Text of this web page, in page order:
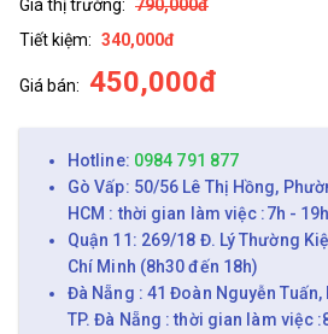
Giá thị trường: 790,000đ
Tiết kiệm: 340,000đ
Giá bán: 450,000đ
Hotline: 0984 791 877
Gò Vấp: 50/56 Lê Thị Hồng,
HCM : thời gian làm việc :7h -
Quận 11: 269/18 Đ. Lý Thường
Chí Minh (8h30 đến 18h)
Đà Nẵng : 41 Đoàn Nguyễn Tuấn,
TP. Đà Nẵng : thời gian làm việc